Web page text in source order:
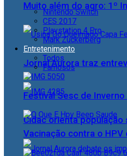
Muito além do agro: 1º
Jornal Aurora traz
Cidac orienta
Nintendo Switch
CES 2017
Playstation 4 Pro
Mark Zuckerberg
Entretenimento
Todos
Famosos
Festival Sesc de
Vacinação contra o